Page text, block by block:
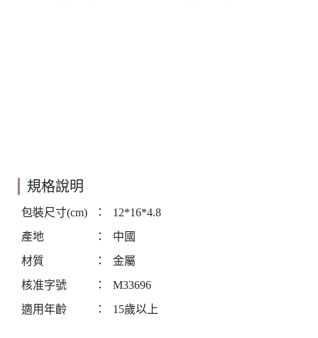
規格說明
包裝尺寸(cm) ：
12*16*4.8
產地
：
中國
材質
：
金屬
核准字號
：
M33696
適用年齡
： 15歲以上